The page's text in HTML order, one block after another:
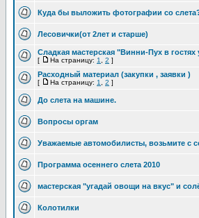
Куда бы выложить фотографии со
Лесовички(от 2лет и старше)
Сладкая мастерская "Винни-Пух в гостях
[ На страницу: 1 2 ]
Расходный материал (закупки , заявки )
[ На страницу: 1 2 ]
До слета на машине.
Вопросы оргам
Уважаемые автомобилисты, возьмите с
Программа осеннего слета 2010
мастерская "угадай овощи на вкус" и
Колотилки